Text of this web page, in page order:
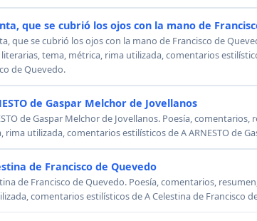
que se cubrió los ojos con la mano de
que se cubrió los ojos con la mano de Francisco de
tema, métrica, rima utilizada, comentarios
de Quevedo.
de Gaspar Melchor de Jovellanos
de Gaspar Melchor de Jovellanos. Poesía,
rima utilizada, comentarios estilísticos de A ARNESTO de
de Francisco de Quevedo
de Francisco de Quevedo. Poesía, comentarios,
comentarios estilísticos de A Celestina de Francisco